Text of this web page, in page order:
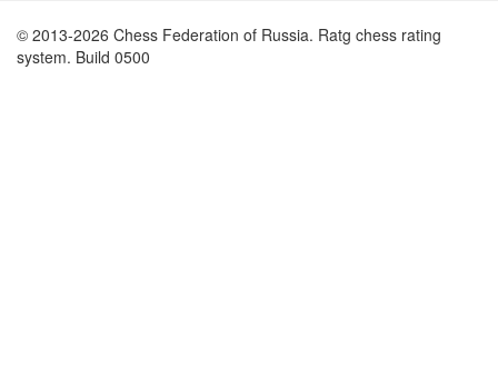
© 2013-2026 Chess Federation of Russia. Ratg chess rating
system. Build 0500